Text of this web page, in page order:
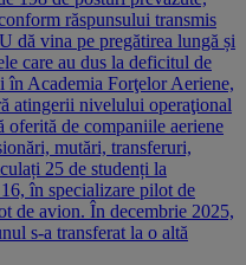
răspunsului transmis
dă vina pe pregătirea lungă și
care au dus la deficitul de
în Academia Forţelor Aeriene,
atingerii nivelului operaţional
oferită de companiile aeriene
mutări, transferuri,
25 de studenți la
în specializare pilot de
de avion. În decembrie 2025,
s-a transferat la o altă